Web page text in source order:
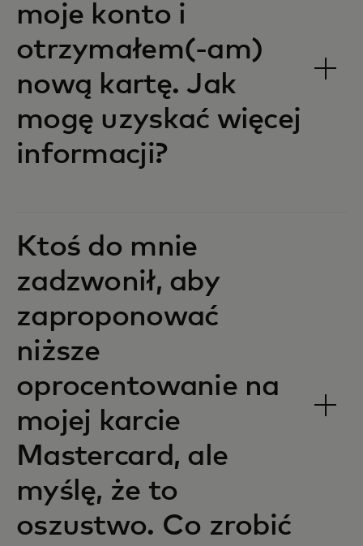
moje konto i
otrzymałem(-am)
nową kartę. Jak
mogę uzyskać więcej
informacji?
Ktoś do mnie
zadzwonił, aby
zaproponować
niższe
oprocentowanie na
mojej karcie
Mastercard, ale
myślę, że to
oszustwo. Co zrobić